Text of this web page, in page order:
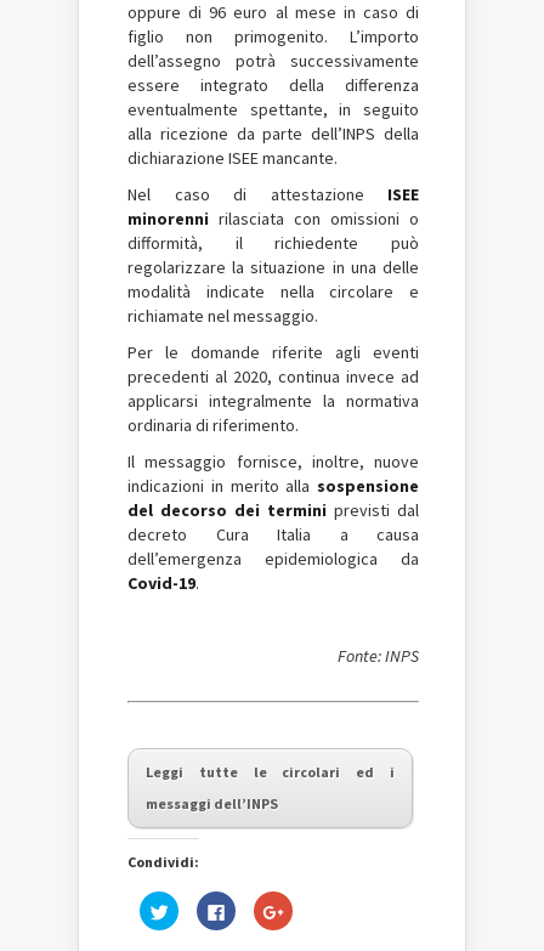
oppure di 96 euro al mese in caso di
figlio non primogenito. L’importo
dell’assegno potrà successivamente
essere integrato della differenza
eventualmente spettante, in seguito
alla ricezione da parte dell’INPS della
dichiarazione ISEEmancante.
Nel caso di attestazione ISEE
minorenni rilasciata con omissioni o
difformità, il richiedente può
regolarizzare la situazione in una delle
modalità indicate nella circolare e
richiamate nel messaggio.
Per le domande riferite agli eventi
precedenti al 2020, continua invece ad
applicarsi integralmente la normativa
ordinaria di riferimento.
Il messaggio fornisce, inoltre, nuove
indicazioni in merito alla sospensione
del decorso dei termini previsti dal
decreto Cura Italia a causa
dell’emergenza epidemiologica da
Covid-19.
Fonte: INPS
Leggi tutte le circolari ed i
messaggi dell’INPS
Condividi:
Fai
clic
Fai
clic
Fai
clic